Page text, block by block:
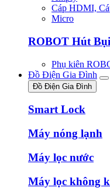
Cáp HDMI,
Micro
ROBOT Hút Bụi
Phụ kiên
Đồ Điện Gia Đình
Đồ Điện Gia Đình
Smart Lock
Máy nóng lạnh
Máy lọc nước
Máy lọc không